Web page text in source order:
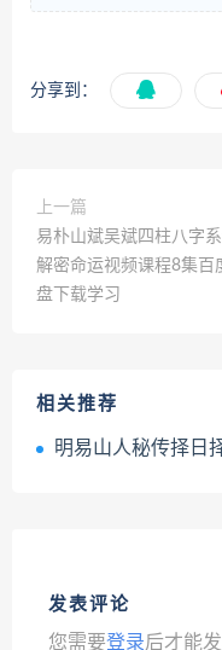
分享到：
上一篇
易朴山斌吴斌四柱八字
解密命运视频课程8集百
盘下载学习
相关推荐
明易山人秘传择日择
发表评论
您需要登录后才能